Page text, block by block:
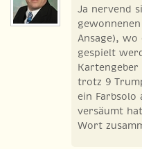
Ja nervend
Ansage),
gespielt
trotz 9
ein
versäumt
Wort